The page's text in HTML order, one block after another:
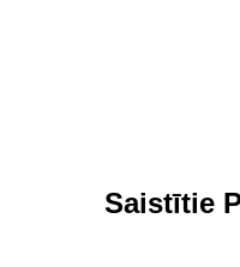
Saistītie